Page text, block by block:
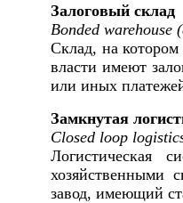
Залоговый склад
Bonded warehouse
Склад, на
власти имеют
или иных
Замкнутая
Closed loop
Логистическая
хозяйственными
завод, имеющий